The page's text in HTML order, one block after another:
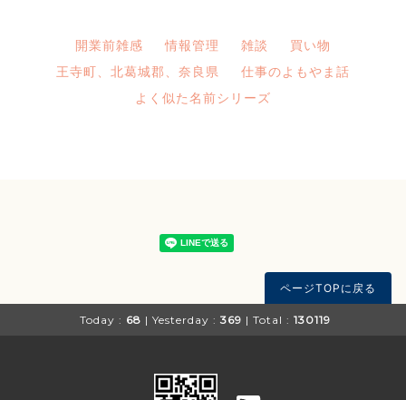
開業前雑感 情報管理 雑談
買い物
王寺町、北葛城郡、奈良県
仕事のよもやま話
よく似た名前シリーズ
ページTOPに戻る
Today : 68 | Yesterday : 369 | Total : 130119